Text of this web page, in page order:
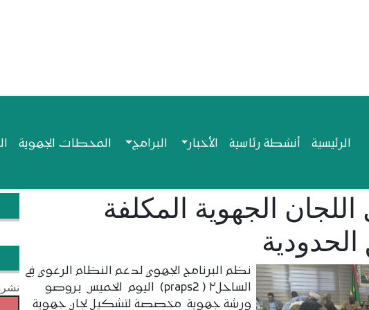
Navigationالرئيسية أنشطة رئاسية الأخبار البرامج المحطات الجهوية
الجهوية المكلفة
نظم البرنامج الجهوي لدعم النظام الرعوي في
الساحل٢ ( praps2) اليوم الخميس بروصو
ورشة جهوية مخصصة لتشكيل لجان جهوية
نشرة